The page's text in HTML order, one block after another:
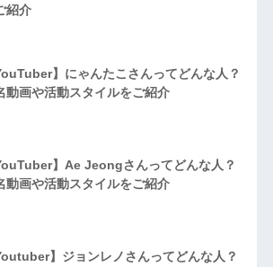
紹介
】にゃんたこさんってどんな⼈？
動画や活動スタイルをご紹介
】Ae Jeongさんってどんな⼈？
動画や活動スタイルをご紹介
】ジョンレノさんってどんな人？